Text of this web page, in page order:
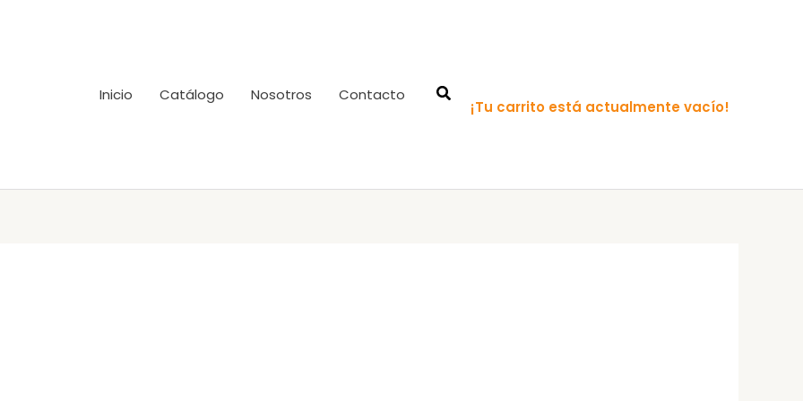
Inicio
Catálogo Nosotros Contacto
¡Tu carrito está actualmente vacío!